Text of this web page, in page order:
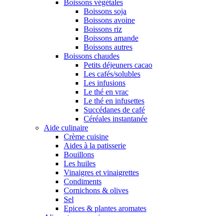
Boissons végétales
Boissons soja
Boissons avoine
Boissons riz
Boissons amande
Boissons autres
Boissons chaudes
Petits déjeuners cacao
Les cafés/solubles
Les infusions
Le thé en vrac
Le thé en infusettes
Succédanes de café
Céréales instantanée
Aide culinaire
Crème cuisine
Aides à la patisserie
Bouillons
Les huiles
Vinaigres et vinaigrettes
Condiments
Cornichons & olives
Sel
Epices & plantes aromates